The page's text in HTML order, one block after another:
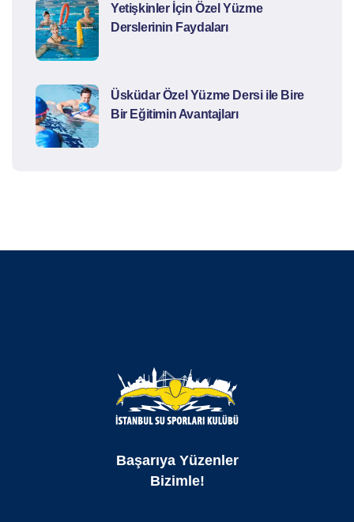
Yetişkinler İçin Özel Yüzme
Derslerinin Faydaları
Üsküdar Özel Yüzme Dersi ile Bire
Bir Eğitimin Avantajları
Başarıya Yüzenler
Bizimle!